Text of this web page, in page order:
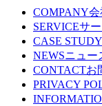
COMPANY会
SERVICEサ
CASE STUDY
NEWSニュー
CONTACTお
PRIVACY